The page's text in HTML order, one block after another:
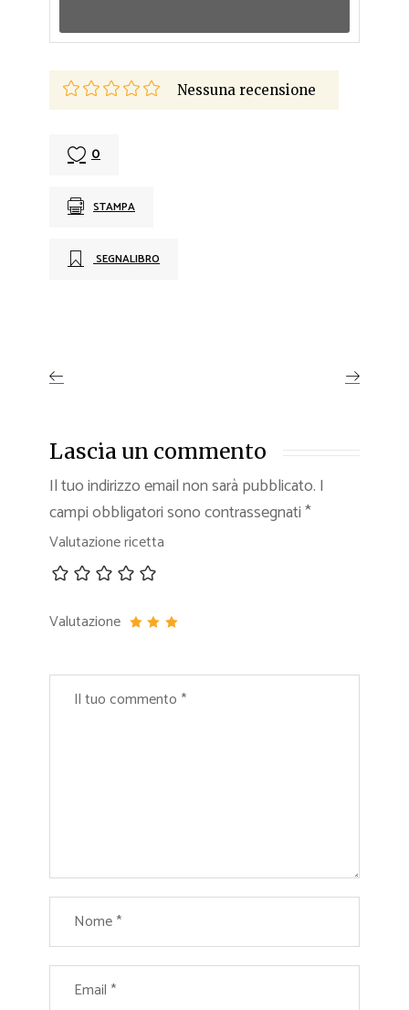
Nessuna recensione
0
STAMPA
SEGNALIBRO
Lascia un commento
Il tuo indirizzo email non sarà pubblicato. I
campi obbligatori sono contrassegnati*
Valutazione ricetta
Valutazione